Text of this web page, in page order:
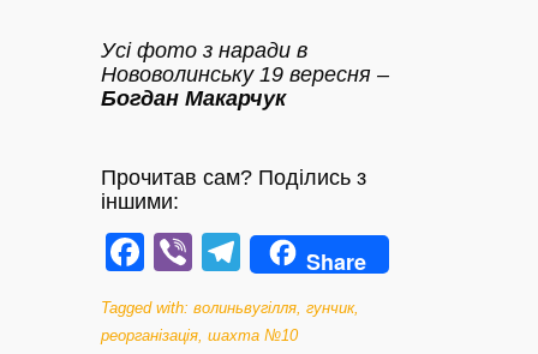
Усі фото з наради в
Нововолинську 19 вересня –
Богдан Макарчук
Прочитав сам? Поділись з
іншими:
Facebook
ViberTelegram
Share
Tagged with: волиньвугілля гунчик,
реорганізація шахта №10